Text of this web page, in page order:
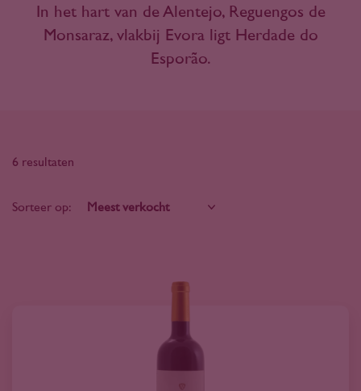
In het hart van de Alentejo, Reguengos de
Monsaraz, vlakbij Evora ligt Herdade do
Esporão.
6 resultaten
Sorteer op: